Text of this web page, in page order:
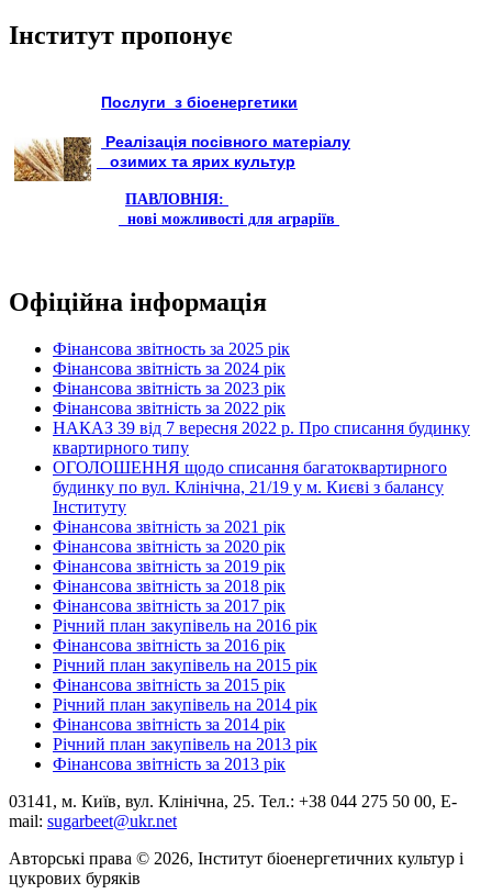
Інститут пропонує
Послуги з біоенергетики
Реалізація посівного матеріалу
озимих та ярих культур
ПАВЛОВНІЯ:
нові можливості для аграріїв
Офіційна інформація
Фінансова звітность за 2025 рік
Фінансова звітність за 2024 рік
Фінансова звітність за 2023 рік
Фінансова звітність за 2022 рік
НАКАЗ 39 від 7 вересня 2022 р. Про списання будинку
квартирного типу
ОГОЛОШЕННЯ щодо списання багатоквартирного
будинку по вул. Клінічна, 21/19 у м. Києві з балансу
Інституту
Фінансова звітність за 2021 рік
Фінансова звітність за 2020 рік
Фінансова звітність за 2019 рік
Фінансова звітність за 2018 рік
Фінансова звітність за 2017 рік
Річний план закупівель на 2016 рік
Фінансова звітність за 2016 рік
Річний план закупівель на 2015 рік
Фінансова звітність за 2015 рік
Річний план закупівель на 2014 рік
Фінансова звітність за 2014 рік
Річний план закупівель на 2013 рік
Фінансова звітність за 2013 рік
03141, м. Київ, вул. Клінічна, 25. Тел.: +38 044 275 50 00, E-
mail: sugarbeet@ukr.net
Авторські права © 2026, Інститут біоенергетичних культур і
цукрових буряків